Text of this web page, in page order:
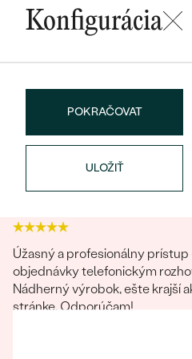
Wave
PODĽA TVARU
NA MIERU
DIAMANTY
náušnice
prívesky
prstene
Konfigurácia
POKRAČOVAT
ULOŽIŤ
Heuréka recenzie
4.9
Úžasný a profesionálny prístup
objednávky telefonickým
Nádherný výrobok, ešte krajší
stránke. Odporúčam!